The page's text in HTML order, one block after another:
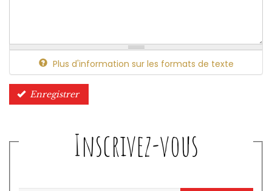
Plus d'information sur les formats de texte
Enregistrer
Inscrivez-vous